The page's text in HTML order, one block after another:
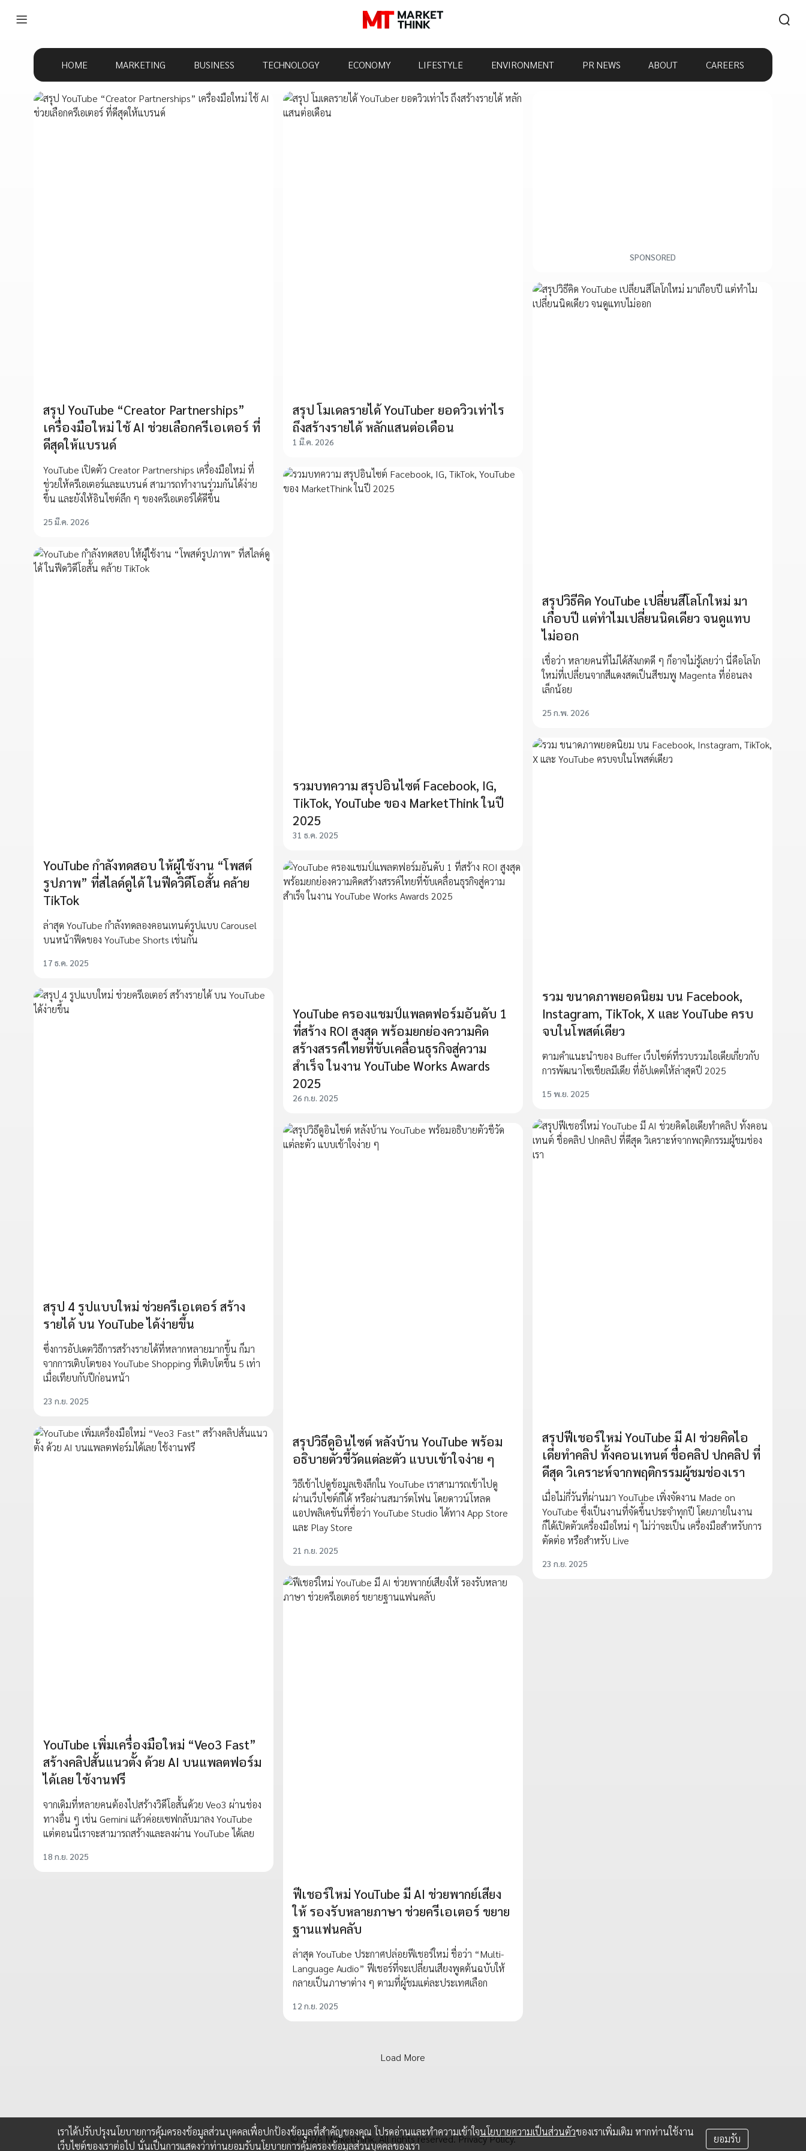
HOME MARKETING BUSINESS TECHNOLOGY ECONOMY LIFESTYLE ENVIRONMENT PR NEWS ABOUT CAREERS
สรุป YouTube “Creator Partnerships”
เครื่องมือใหม่ ใช้ AI ช่วยเลือกครีเอเตอร์ ที่
ดีสุดให้แบรนด์
YouTube เปิดตัว Creator Partnerships เครื่องมือใหม่ ที่
ช่วยให้ครีเอเตอร์และแบรนด์ สามารถทำงานร่วมกันได้ง่าย
ขึ้น และยังให้อินไซต์ลึก ๆ ของครีเอเตอร์ได้ดีขึ้น
25 มี.ค. 2026
สรุป โมเดลรายได้ YouTuber ยอดวิวเท่าไร
ถึงสร้างรายได้ หลักแสนต่อเดือน
1 มี.ค. 2026
SPONSORED
สรุปวิธีคิด YouTube เปลี่ยนสีโลโกใหม่ มา
เกือบปี แต่ทำไมเปลี่ยนนิดเดียว จนดูแทบ
ไม่ออก
เชื่อว่า หลายคนที่ไม่ได้สังเกตดี ๆ ก็อาจไม่รู้เลยว่า นี่คือโลโก
ใหม่ที่เปลี่ยนจากสีแดงสดเป็นสีชมพู Magenta ที่อ่อนลง
เล็กน้อย
25 ก.พ. 2026
รวมบทความ สรุปอินไซต์ Facebook, IG,
TikTok, YouTube ของ MarketThink ในปี
2025
31 ธ.ค. 2025
YouTube กำลังทดสอบ ให้ผู้ใช้งาน “โพสต์
รูปภาพ” ที่สไลด์ดูได้ ในฟีดวิดีโอสั้น คล้าย
TikTok
ล่าสุด YouTube กำลังทดลองคอนเทนต์รูปแบบ Carousel
บนหน้าฟีดของ YouTube Shorts เช่นกัน
17 ธ.ค. 2025
รวม ขนาดภาพยอดนิยม บน Facebook,
Instagram, TikTok, X และ YouTube ครบ
จบในโพสต์เดียว
ตามคำแนะนำของ Buffer เว็บไซต์ที่รวบรวมไอเดียเกี่ยวกับ
การพัฒนาโซเชียลมีเดีย ที่อัปเดตให้ล่าสุดปี 2025
15 พ.ย. 2025
YouTube ครองแชมป์แพลตฟอร์มอันดับ 1
ที่สร้าง ROI สูงสุด พร้อมยกย่องความคิด
สร้างสรรค์ไทยที่ขับเคลื่อนธุรกิจสู่ความ
สำเร็จ ในงาน YouTube Works Awards
2025
26 ก.ย. 2025
สรุป 4 รูปแบบใหม่ ช่วยครีเอเตอร์ สร้าง
รายได้ บน YouTube ได้ง่ายขึ้น
ซึ่งการอัปเดตวิธีการสร้างรายได้ที่หลากหลายมากขึ้น ก็มา
จากการเติบโตของ YouTube Shopping ที่เติบโตขึ้น 5 เท่า
เมื่อเทียบกับปีก่อนหน้า
23 ก.ย. 2025
สรุปฟีเชอร์ใหม่ YouTube มี AI ช่วยคิดไอ
เดียทำคลิป ทั้งคอนเทนต์ ชื่อคลิป ปกคลิป ที่
ดีสุด วิเคราะห์จากพฤติกรรมผู้ชมช่องเรา
เมื่อไม่กี่วันที่ผ่านมา YouTube เพิ่งจัดงาน Made on
YouTube ซึ่งเป็นงานที่จัดขึ้นประจำทุกปี โดยภายในงาน
ก็ได้เปิดตัวเครื่องมือใหม่ ๆ ไม่ว่าจะเป็น เครื่องมือสำหรับการ
ตัดต่อ หรือสำหรับ Live
23 ก.ย. 2025
สรุปวิธีดูอินไซต์ หลังบ้าน YouTube พร้อม
อธิบายตัวชี้วัดแต่ละตัว แบบเข้าใจง่าย ๆ
วิธีเข้าไปดูข้อมูลเชิงลึกใน YouTube เราสามารถเข้าไปดู
ผ่านเว็บไซต์ก็ได้ หรือผ่านสมาร์ตโฟน โดยดาวน์โหลด
แอปพลิเคชันที่ชื่อว่า YouTube Studio ได้ทาง App Store
และ Play Store
21 ก.ย. 2025
YouTube เพิ่มเครื่องมือใหม่ “Veo3 Fast”
สร้างคลิปสั้นแนวตั้ง ด้วย AI บนแพลตฟอร์ม
ได้เลย ใช้งานฟรี
จากเดิมที่หลายคนต้องไปสร้างวิดีโอสั้นด้วย Veo3 ผ่านช่อง
ทางอื่น ๆ เช่น Gemini แล้วค่อยเซฟกลับมาลง YouTube
แต่ตอนนี้เราจะสามารถสร้างและลงผ่าน YouTube ได้เลย
18 ก.ย. 2025
ฟีเชอร์ใหม่ YouTube มี AI ช่วยพากย์เสียง
ให้ รองรับหลายภาษา ช่วยครีเอเตอร์ ขยาย
ฐานแฟนคลับ
ล่าสุด YouTube ประกาศปล่อยฟีเชอร์ใหม่ ชื่อว่า “Multi-
Language Audio” ฟีเชอร์ที่จะเปลี่ยนเสียงพูดต้นฉบับให้
กลายเป็นภาษาต่าง ๆ ตามที่ผู้ชมแต่ละประเทศเลือก
12 ก.ย. 2025
เราได้ปรับปรุงนโยบายการคุ้มครองข้อมูลส่วนบุคคลเพื่อปกป้องข้อมูลที่สำคัญของคุณ โปรดอ่านและทำความเข้าใจนโยบายความเป็นส่วนตัวของเราเพิ่มเติม หากท่านใช้งาน
เว็บไซต์ของเราต่อไป นั่นเป็นการแสดงว่าท่านยอมรับนโยบายการคุ้มครองข้อมูลส่วนบุคคลของเรา
ยอมรับ